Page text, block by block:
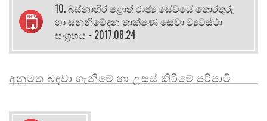
10. බස්නාහිර පළාත් රාජ්‍ය සේවයේ තොරතුරු
හා සන්නිවේදන තාක්ෂණ සේවා ව්‍යවස්ථා
සංග්‍රහය - 2017.08.24
අනුමත බඳවා ගැනීමේ හා උසස් කිරීමේ පරිපාටි